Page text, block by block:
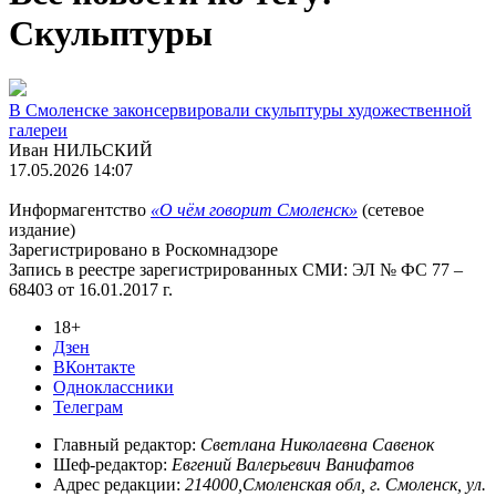
Скульптуры
В Смоленске законсервировали скульптуры художественной
галереи
Иван НИЛЬСКИЙ
17.05.2026 14:07
Информагентство «О чём говорит Смоленск» (сетевое
издание)
Зарегистрировано в Роскомнадзоре
Запись в реестре зарегистрированных СМИ: ЭЛ № ФС 77 –
68403 от 16.01.2017 г.
18+
Дзен
ВКонтакте
Одноклассники
Телеграм
Главный редактор: Светлана Николаевна Савенок
Шеф-редактор: Евгений Валерьевич Ванифатов
Адрес редакции: 214000,Смоленская обл, г. Смоленск, ул.